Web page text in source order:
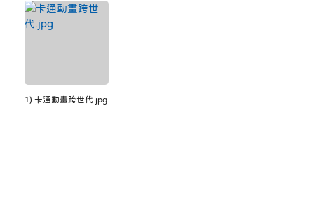
1) 卡通動畫跨世代.jpg